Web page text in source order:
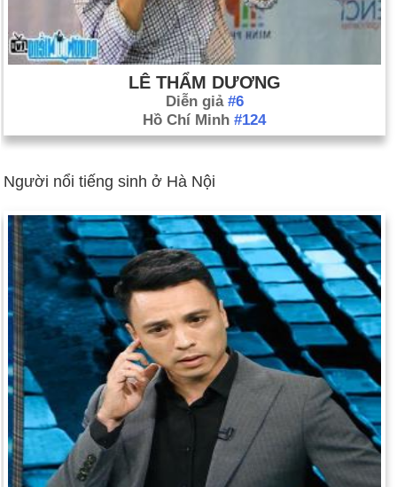
LÊ THẨM DƯƠNG
Diễn giả #6
Hồ Chí Minh #124
Người nổi tiếng sinh ở Hà Nội